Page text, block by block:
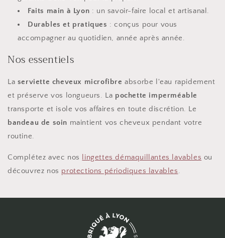
Faits main à Lyon : un savoir-faire local et artisanal.
Durables et pratiques : conçus pour vous
accompagner au quotidien, année après année.
Nos essentiels
La serviette cheveux microfibre absorbe l'eau rapidement
et préserve vos longueurs. La pochette imperméable
transporte et isole vos affaires en toute discrétion. Le
bandeau de soin maintient vos cheveux pendant votre
routine.
Complétez avec nos lingettes démaquillantes lavables ou
découvrez nos protections périodiques lavables.